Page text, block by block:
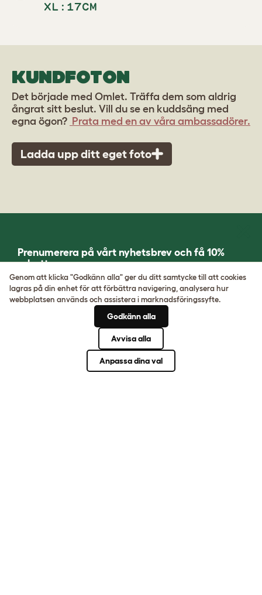
XL:17CM
KUNDFOTON
Det började med Omlet. Träffa dem som aldrig
ångrat sitt beslut. Vill du se en kuddsäng med
egna ögon? Prata med en av våra ambassadörer.
Ladda upp ditt eget foto
Prenumerera på vårt nyhetsbrev och få 10%
rabatt
REGISTRERA DIG
Hur kan vi hjälpa till?
Genom att klicka "Godkänn alla" ger du ditt samtycke till att cookies
lagras på din enhet för att förbättra navigering, analysera hur
webbplatsen används och assistera i marknadsföringssyfte.
Godkänn alla
Avvisa alla
Anpassa dina val